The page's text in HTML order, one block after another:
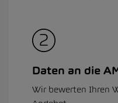
Daten an die
Wir bewerten Ihren